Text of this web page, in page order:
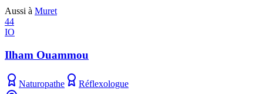
Aussi à Muret
44
IO
Ilham Ouammou
Naturopathe
Réflexologue